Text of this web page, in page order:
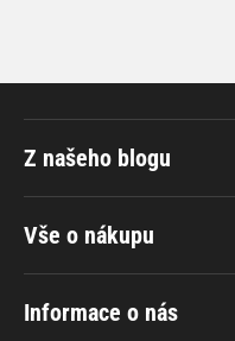
Vše o nákupu
Informace o nás
Z našeho blogu